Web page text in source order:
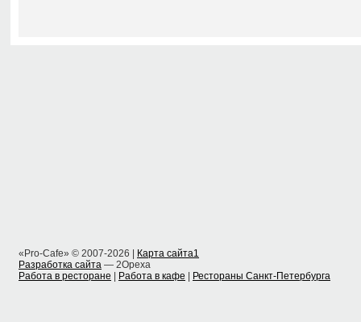
«Pro-Cafe» © 2007-2026 |
Карта сайта1
Разработка сайта — 2Opexa
Работа в ресторане
Работа в кафе Рестораны Санкт-Петербурга